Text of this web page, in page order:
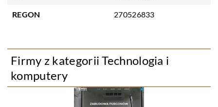
REGON 270526833
Firmy z kategorii Technologia i
komputery